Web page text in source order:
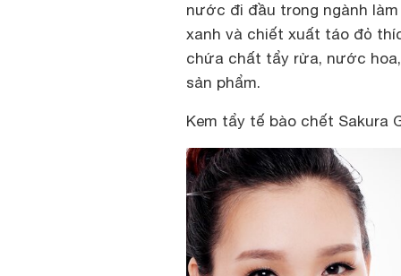
nước đi đầu trong ngành
xanh và chiết xuất táo đỏ
chứa chất tẩy rửa, nước
sản phẩm.
Kem tẩy tế bào chết Sakura